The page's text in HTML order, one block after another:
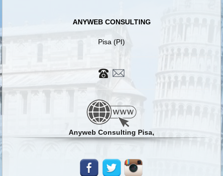
ANYWEB CONSULTING
Pisa (PI)
Anyweb Consulting Pisa,